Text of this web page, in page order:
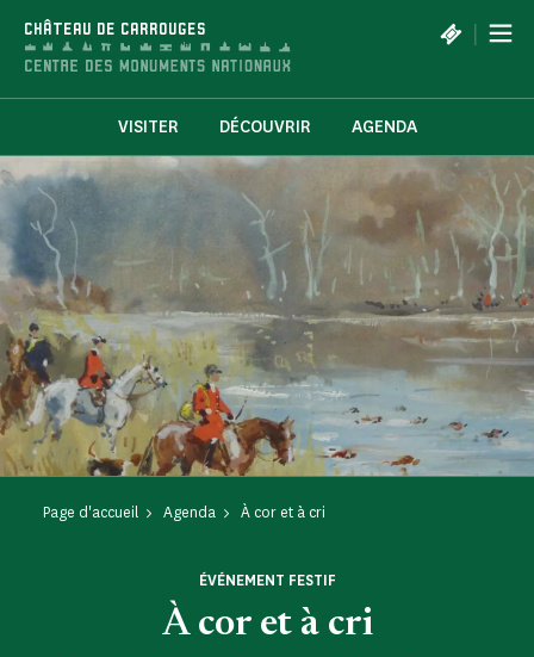
CHÂTEAU DE CARROUGES |
VISITER DÉCOUVRIR AGENDA
Page d'accueil Agenda À cor et à cri
À cor et à cri
ÉVÉNEMENT FESTIF